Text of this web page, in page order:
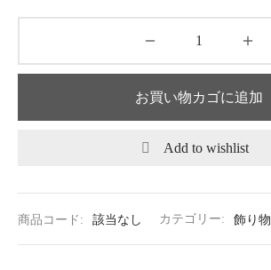
お買い物カゴに追加
Add to wishlist
商品コード: 該当なし カテゴリー: 飾り物